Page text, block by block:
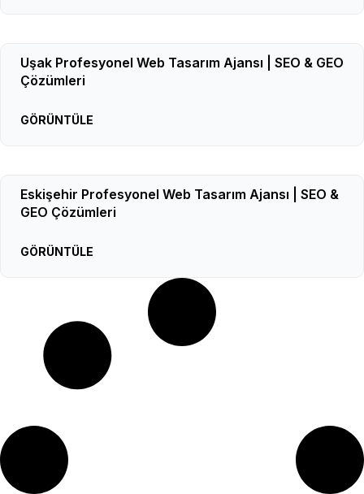
Uşak Profesyonel Web Tasarım Ajansı | SEO & GEO
Çözümleri
GÖRÜNTÜLE
Eskişehir Profesyonel Web Tasarım Ajansı | SEO &
GEO Çözümleri
GÖRÜNTÜLE